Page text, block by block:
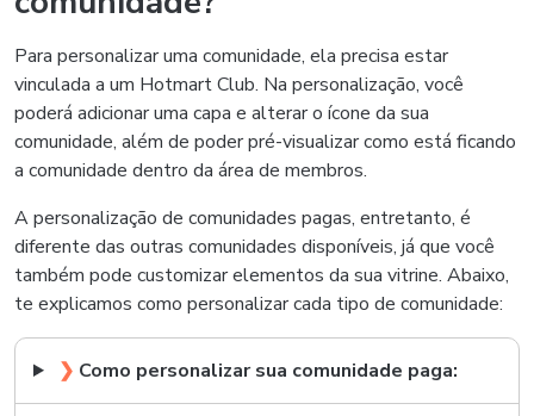
Para personalizar uma comunidade, ela precisa estar
vinculada a um Hotmart Club. Na personalização, você
poderá adicionar uma capa e alterar o ícone da sua
comunidade, além de poder pré-visualizar como está ficando
a comunidade dentro da área de membros.
A personalização de comunidades pagas, entretanto, é
diferente das outras comunidades disponíveis, já que você
também pode customizar elementos da sua vitrine. Abaixo,
te explicamos como personalizar cada tipo de comunidade:
❯ Como personalizar sua comunidade paga: